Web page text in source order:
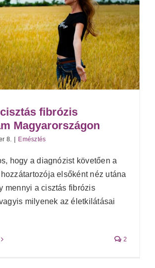
fibrózis
Magyarországon
8. Emésztés
hogy a diagnózist követően a
elsőként néz utána
mennyi a cisztás fibrózis
milyenek az életkilátásai
2